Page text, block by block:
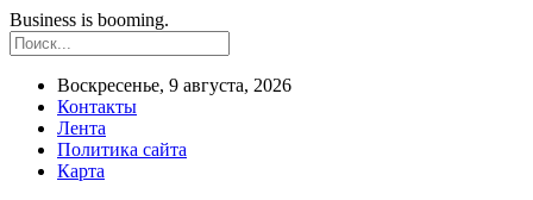
Business is booming.
Воскресенье, 9 августа, 2026
Контакты
Лента
Политика сайта
Карта